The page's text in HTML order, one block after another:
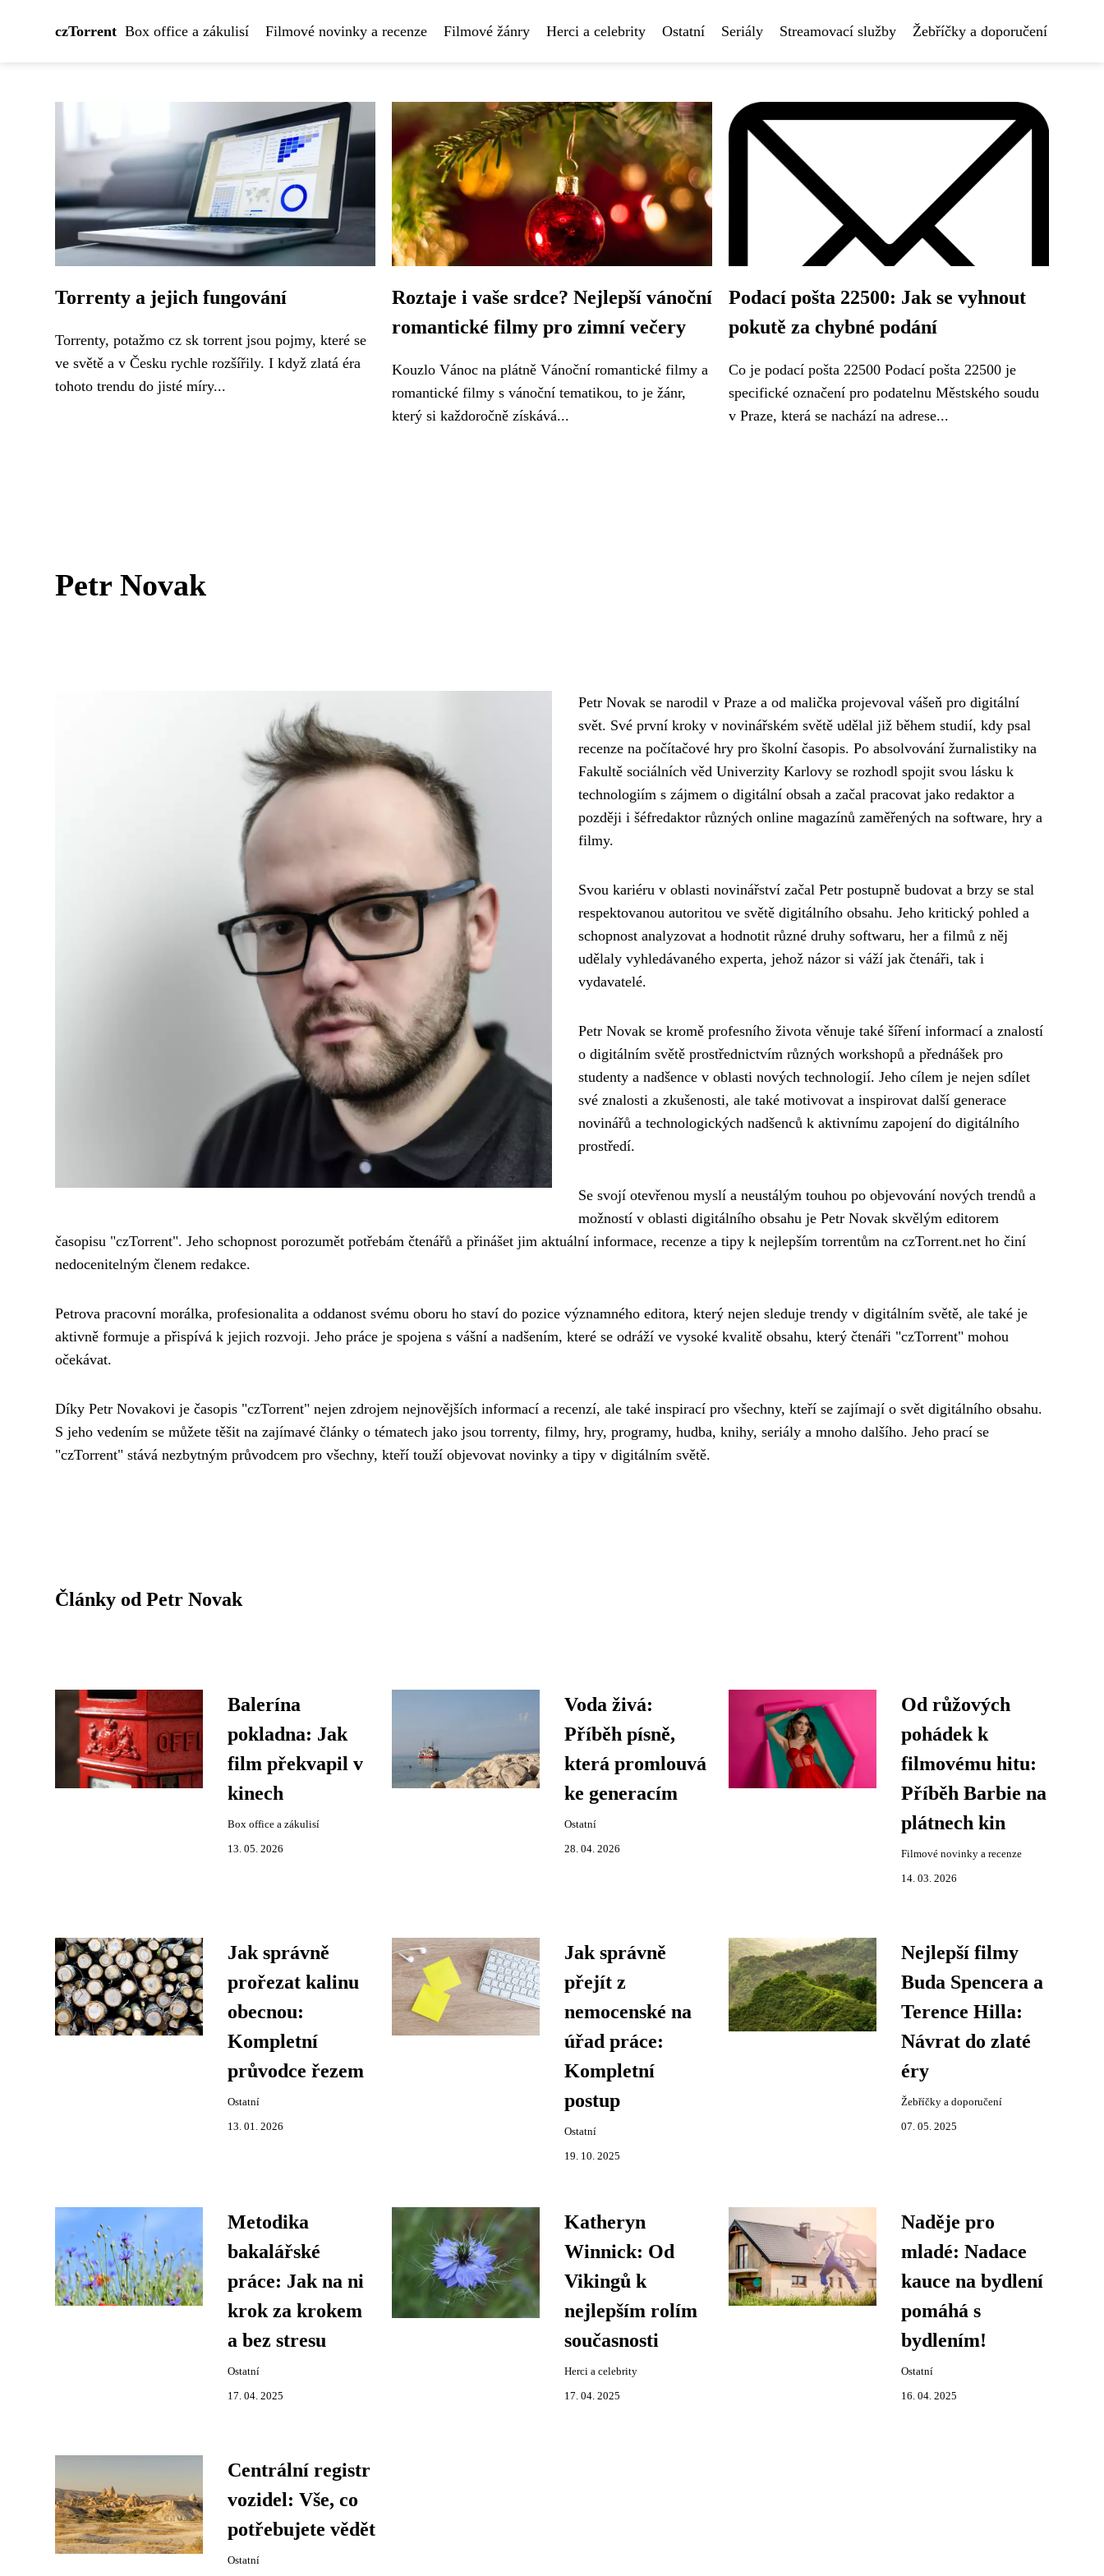
czTorrent Box office a zákulisí Filmové novinky a recenze Filmové žánry Herci a celebrity Ostatní Seriály Streamovací služby Žebříčky a doporučení
Torrenty a jejich fungování
Torrenty, potažmo cz sk torrent jsou pojmy, které se
ve světě a v Česku rychle rozšířily. I když zlatá éra
tohoto trendu do jisté míry...
Roztaje i vaše srdce? Nejlepší vánoční
romantické filmy pro zimní večery
Kouzlo Vánoc na plátně Vánoční romantické filmy a
romantické filmy s vánoční tematikou, to je žánr,
který si každoročně získává...
Podací pošta 22500: Jak se vyhnout
pokutě za chybné podání
Co je podací pošta 22500 Podací pošta 22500 je
specifické označení pro podatelnu Městského soudu
v Praze, která se nachází na adrese...
Petr Novak
Petr Novak se narodil v Praze a od malička projevoval vášeň pro digitální
svět. Své první kroky v novinářském světě udělal již během studií, kdy psal
recenze na počítačové hry pro školní časopis. Po absolvování žurnalistiky na
Fakultě sociálních věd Univerzity Karlovy se rozhodl spojit svou lásku k
technologiím s zájmem o digitální obsah a začal pracovat jako redaktor a
později i šéfredaktor různých online magazínů zaměřených na software, hry a
filmy.
Svou kariéru v oblasti novinářství začal Petr postupně budovat a brzy se stal
respektovanou autoritou ve světě digitálního obsahu. Jeho kritický pohled a
schopnost analyzovat a hodnotit různé druhy softwaru, her a filmů z něj
udělaly vyhledávaného experta, jehož názor si váží jak čtenáři, tak i
vydavatelé.
Petr Novak se kromě profesního života věnuje také šíření informací a znalostí
o digitálním světě prostřednictvím různých workshopů a přednášek pro
studenty a nadšence v oblasti nových technologií. Jeho cílem je nejen sdílet
své znalosti a zkušenosti, ale také motivovat a inspirovat další generace
novinářů a technologických nadšenců k aktivnímu zapojení do digitálního
prostředí.
Se svojí otevřenou myslí a neustálým touhou po objevování nových trendů a
možností v oblasti digitálního obsahu je Petr Novak skvělým editorem
časopisu "czTorrent". Jeho schopnost porozumět potřebám čtenářů a přinášet jim aktuální informace, recenze a tipy k nejlepším torrentům na czTorrent.net ho činí
nedocenitelným členem redakce.
Petrova pracovní morálka, profesionalita a oddanost svému oboru ho staví do pozice významného editora, který nejen sleduje trendy v digitálním světě, ale také je
aktivně formuje a přispívá k jejich rozvoji. Jeho práce je spojena s vášní a nadšením, které se odráží ve vysoké kvalitě obsahu, který čtenáři "czTorrent" mohou
očekávat.
Díky Petr Novakovi je časopis "czTorrent" nejen zdrojem nejnovějších informací a recenzí, ale také inspirací pro všechny, kteří se zajímají o svět digitálního obsahu.
S jeho vedením se můžete těšit na zajímavé články o tématech jako jsou torrenty, filmy, hry, programy, hudba, knihy, seriály a mnoho dalšího. Jeho prací se
"czTorrent" stává nezbytným průvodcem pro všechny, kteří touží objevovat novinky a tipy v digitálním světě.
Články od Petr Novak
Balerína
pokladna: Jak
film překvapil v
kinech
Box office a zákulisí
13. 05. 2026
Voda živá:
Příběh písně,
která promlouvá
ke generacím
Ostatní
28. 04. 2026
Od růžových
pohádek k
filmovému hitu:
Příběh Barbie na
plátnech kin
Filmové novinky a recenze
14. 03. 2026
Jak správně
prořezat kalinu
obecnou:
Kompletní
průvodce řezem
Ostatní
13. 01. 2026
Jak správně
přejít z
nemocenské na
úřad práce:
Kompletní
postup
Ostatní
19. 10. 2025
Nejlepší filmy
Buda Spencera a
Terence Hilla:
Návrat do zlaté
éry
Žebříčky a doporučení
07. 05. 2025
Metodika
bakalářské
práce: Jak na ni
krok za krokem
a bez stresu
Ostatní
17. 04. 2025
Katheryn
Winnick: Od
Vikingů k
nejlepším rolím
současnosti
Herci a celebrity
17. 04. 2025
Naděje pro
mladé: Nadace
kauce na bydlení
pomáhá s
bydlením!
Ostatní
16. 04. 2025
Centrální registr
vozidel: Vše, co
potřebujete vědět
Ostatní